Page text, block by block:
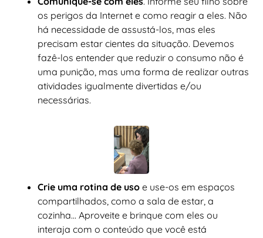
os perigos da Internet e como reagir a eles. Não
há necessidade de assustá-los, mas eles
precisam estar cientes da situação. Devemos
fazê-los entender que reduzir o consumo não é
uma punição, mas uma forma de realizar outras
atividades igualmente divertidas e/ou
necessárias.
Crie uma rotina de uso e use-os em espaços
compartilhados, como a sala de estar, a
cozinha... Aproveite e brinque com eles ou
interaja com o conteúdo que você está